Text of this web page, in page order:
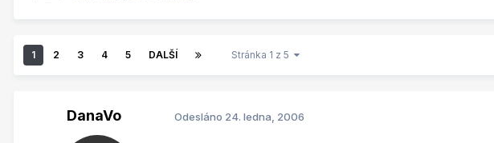
1 2 3 4 5 DALŠÍ Stránka 1 z 5
DanaVo Odesláno 24. ledna, 2006